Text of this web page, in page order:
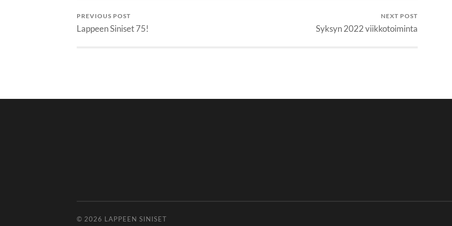
PREVIOUS POST
Lappeen Siniset 75!
NEXT POST
Syksyn 2022 viikkotoiminta
© 2026 LAPPEEN SINISET